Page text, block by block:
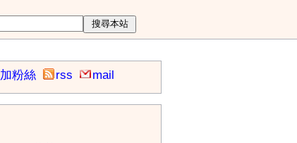
加粉絲 rss mail